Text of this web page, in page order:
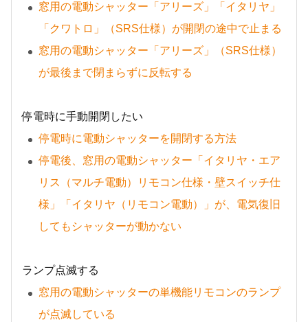
窓用の電動シャッター「アリーズ」「イタリヤ」
「クワトロ」（SRS仕様）が開閉の途中で止まる
窓用の電動シャッター「アリーズ」（SRS仕様）
が最後まで閉まらずに反転する
停電時に手動開閉したい
停電時に電動シャッターを開閉する方法
停電後、窓用の電動シャッター「イタリヤ・エア
リス（マルチ電動）リモコン仕様・壁スイッチ仕
様」「イタリヤ（リモコン電動）」が、電気復旧
してもシャッターが動かない
ランプ点滅する
窓用の電動シャッターの単機能リモコンのランプ
が点滅している